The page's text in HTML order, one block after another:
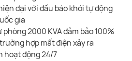
đại với đầu báo khói tự động
gia
2000 KVA đảm bảo 100%
hợp mất điện xảy ra
hoạt động 24/7